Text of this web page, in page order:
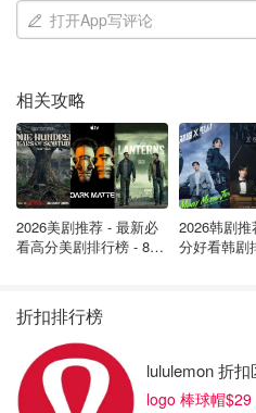
2025年8月15日之前接受公众
出决定，因为它正在等待公众
的水平计划的意见。
正在进行的申请
魁北克政府将继续处理现有的
个 PEQ 流程提交的申请，以
现有的 PEQ 申请人仍然可以
员添加到他们正在进行的申请
打开App写评论
相关攻略
2026美剧推荐 - 最新必
看高分美剧排行榜 - 8月
2026韩剧
分好看韩剧
折扣排行榜
lululemon 折
logo 棒球帽$29